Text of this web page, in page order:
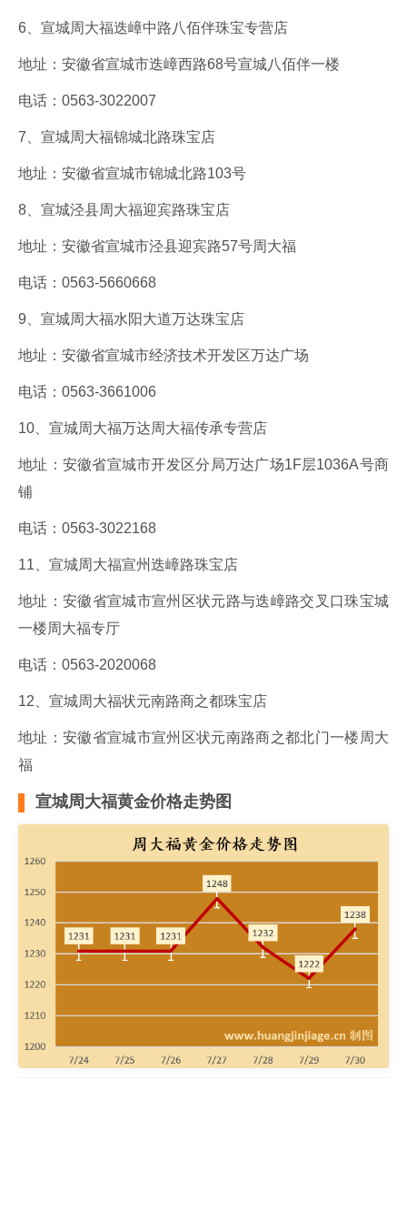
6、宣城周大福迭嶂中路八佰伴珠宝专营店
地址：安徽省宣城市迭嶂西路68号宣城八佰伴一楼
电话：0563-3022007
7、宣城周大福锦城北路珠宝店
地址：安徽省宣城市锦城北路103号
8、宣城泾县周大福迎宾路珠宝店
地址：安徽省宣城市泾县迎宾路57号周大福
电话：0563-5660668
9、宣城周大福水阳大道万达珠宝店
地址：安徽省宣城市经济技术开发区万达广场
电话：0563-3661006
10、宣城周大福万达周大福传承专营店
地址：安徽省宣城市开发区分局万达广场1F层1036A号商
铺
电话：0563-3022168
11、宣城周大福宣州迭嶂路珠宝店
地址：安徽省宣城市宣州区状元路与迭嶂路交叉口珠宝城
一楼周大福专厅
电话：0563-2020068
12、宣城周大福状元南路商之都珠宝店
地址：安徽省宣城市宣州区状元南路商之都北门一楼周大
福
宣城周大福黄金价格走势图